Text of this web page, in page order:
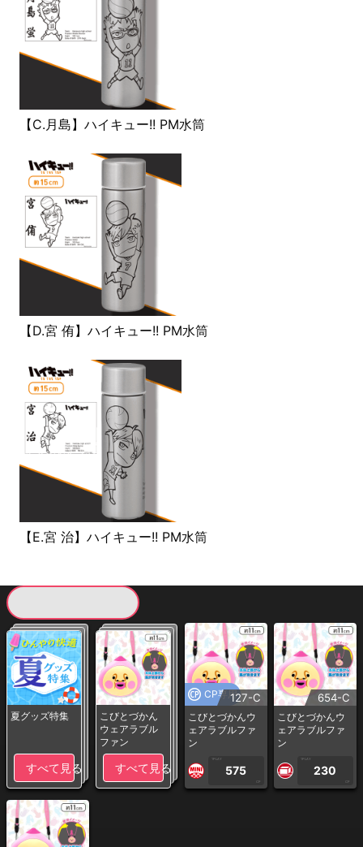
【C.月島】ハイキュー!! PM水筒
【D.宮 侑】ハイキュー!! PM水筒
【E.宮 治】ハイキュー!! PM水筒
夏グッズ特集
すべて見る
こびとづかん
ウェアラブル
ファン
すべて見る
CP専用127-C
こびとづかんウ
ェアラブルファ
ン
1PLAY
575
CP
654-C
こびとづかんウ
ェアラブルファ
ン
1PLAY
230
CP